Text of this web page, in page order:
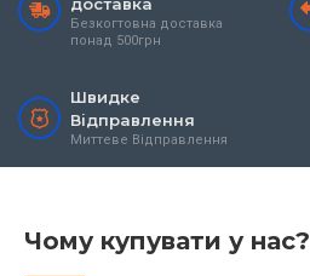
доставка
Безкогтовна доставка
понад 500грн
Швидке
Відправлення
Миттеве Відправлення
Чому купувати у нас?